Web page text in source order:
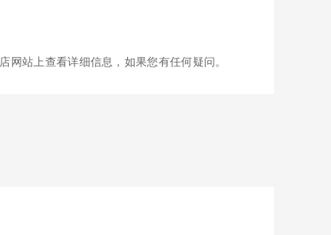
站上查看详细信息，如果您有任何疑问。